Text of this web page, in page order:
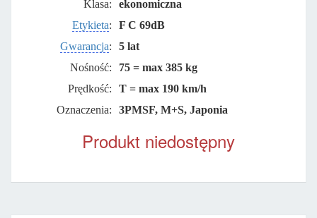
Klasa:
ekonomiczna
Etykieta:
F C 69dB
Gwarancja:
5 lat
Nośność:
75 = max 385 kg
Prędkość:
T = max 190 km/h
Oznaczenia:
3PMSF, M+S, Japonia
Produkt niedostępny